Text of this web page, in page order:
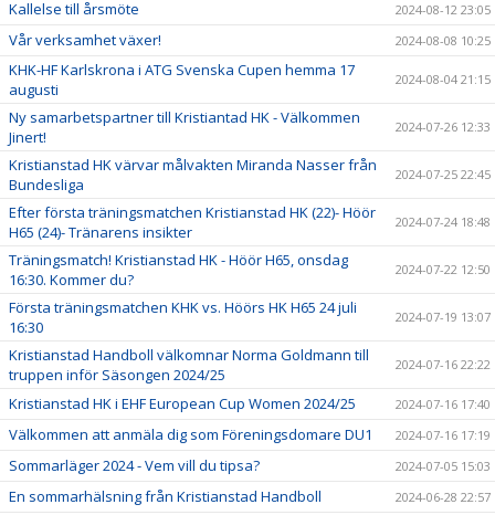
Kallelse till årsmöte 2024-08-12 23:05
Vår verksamhet växer! 2024-08-08 10:25
KHK-HF Karlskrona i ATG Svenska Cupen hemma 17
augusti
2024-08-04 21:15
Ny samarbetspartner till Kristiantad HK - Välkommen
Jinert!
2024-07-26 12:33
Kristianstad HK värvar målvakten Miranda Nasser från
Bundesliga
2024-07-25 22:45
Efter första träningsmatchen Kristianstad HK (22)- Höör
H65 (24)- Tränarens insikter
2024-07-24 18:48
Träningsmatch! Kristianstad HK - Höör H65, onsdag
16:30. Kommer du?
2024-07-22 12:50
Första träningsmatchen KHK vs. Höörs HK H65 24 juli
16:30
2024-07-19 13:07
Kristianstad Handboll välkomnar Norma Goldmann till
truppen inför Säsongen 2024/25
2024-07-16 22:22
Kristianstad HK i EHF European Cup Women 2024/25 2024-07-16 17:40
Välkommen att anmäla dig som Föreningsdomare DU1 2024-07-16 17:19
Sommarläger 2024 - Vem vill du tipsa? 2024-07-05 15:03
En sommarhälsning från Kristianstad Handboll 2024-06-28 22:57